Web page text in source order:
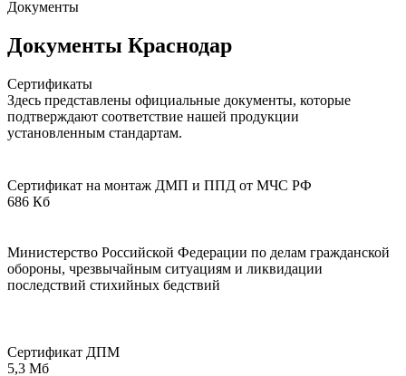
Документы
Документы Краснодар
Сертификаты
Здесь представлены официальные документы, которые
подтверждают соответствие нашей продукции
установленным стандартам.
Сертификат на монтаж ДМП и ППД от МЧС РФ
686 Кб
Министерство Российской Федерации по делам гражданской
обороны, чрезвычайным ситуациям и ликвидации
последствий стихийных бедствий
Сертификат ДПМ
5,3 Мб